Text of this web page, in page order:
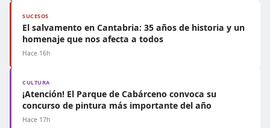
SUCESOS
El salvamento en Cantabria: 35 años de historia y un
homenaje que nos afecta a todos
Hace 16h
CULTURA
¡Atención! El Parque de Cabárceno convoca su
concurso de pintura más importante del año
Hace 17h